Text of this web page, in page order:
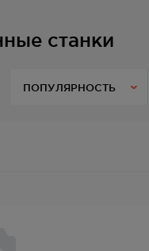
станки
ПОПУЛЯРНОСТЬ